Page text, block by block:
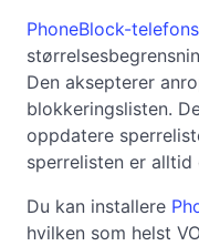
PhoneBlock-
Den aksepterer
blokkeringslisten.
oppdatere
sperrelisten er
Du kan installere
hvilken som helst